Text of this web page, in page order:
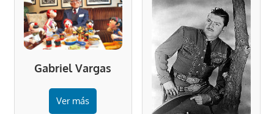
Gabriel Vargas
Ver más